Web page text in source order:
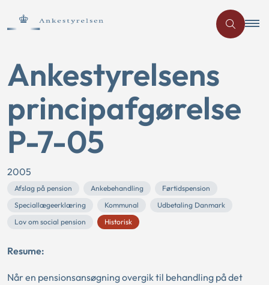
Ankestyrelsens
principafgørelse
P-7-05
2005
Afslag på pension Ankebehandling
Førtidspension
Speciallægeerklæring
Kommunal
Udbetaling Danmark
Lov om social pension
Historisk
Resume:
Når en pensionsansøgning overgik til behandling på det